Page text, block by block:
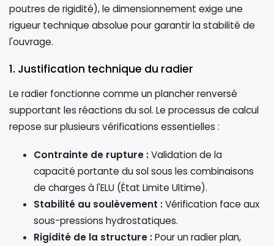
poutres de rigidité), le dimensionnement exige une
rigueur technique absolue pour garantir la stabilité de
l'ouvrage.
1. Justification technique du radier
Le radier fonctionne comme un plancher renversé
supportant les réactions du sol. Le processus de calcul
repose sur plusieurs vérifications essentielles :
Contrainte de rupture :Validation de la
capacité portante du sol sous les combinaisons
de charges à l'ELU (État Limite Ultime).
Stabilité au soulèvement :Vérification face aux
sous-pressions hydrostatiques.
Rigidité de la structure :Pour un radier plan,